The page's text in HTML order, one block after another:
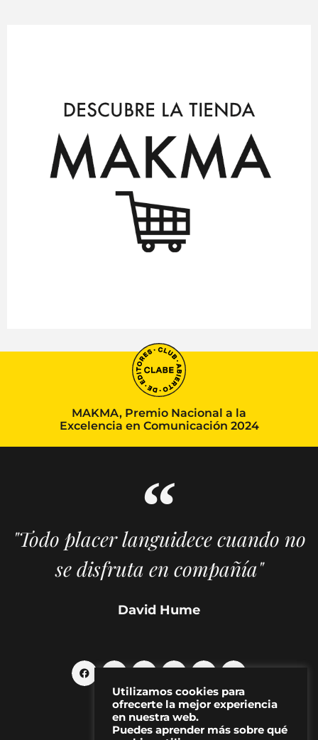
MAKMA, Premio Nacional a la
Excelencia en Comunicación 2024
"Todo placer languidece cuando no
se disfruta en compañía"
David Hume
Utilizamos cookies para
ofrecerte la mejor experiencia
en nuestra web.
Puedes aprender más sobre qué